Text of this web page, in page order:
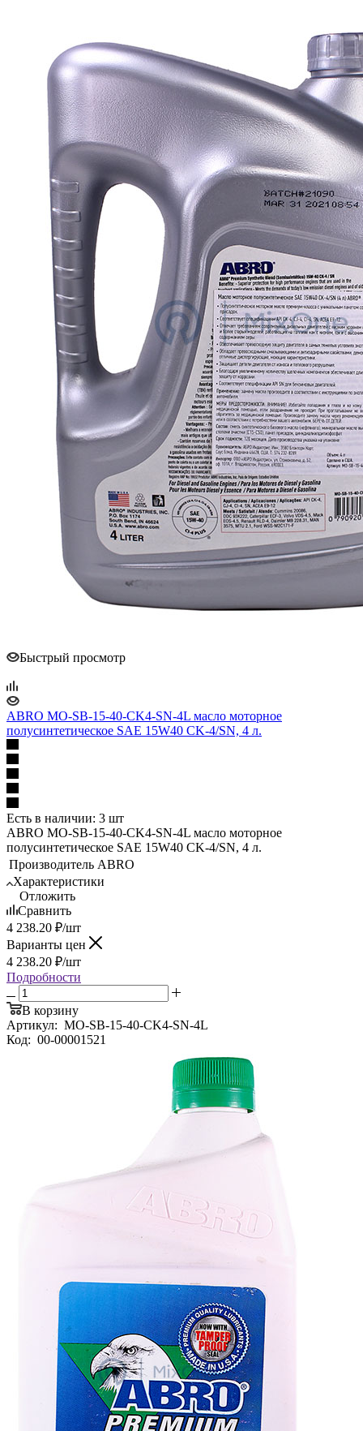
Быстрый просмотр
ABRO MO-SB-15-40-CK4-SN-4L масло моторное
полусинтетическое SAE 15W40 CK-4/SN, 4 л.
Есть в наличии: 3 шт
ABRO MO-SB-15-40-CK4-SN-4L масло моторное
полусинтетическое SAE 15W40 CK-4/SN, 4 л.
Производитель ABRO
Характеристики
Отложить
Сравнить
4 238.20 ₽/шт
Варианты цен
4 238.20 ₽/шт
Подробности
В корзину
Артикул: MO-SB-15-40-CK4-SN-4L
Код: 00-00001521